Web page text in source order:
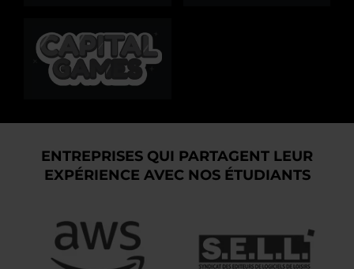
ENTREPRISES QUI PARTAGENT LEUR
EXPÉRIENCE AVEC NOS ÉTUDIANTS